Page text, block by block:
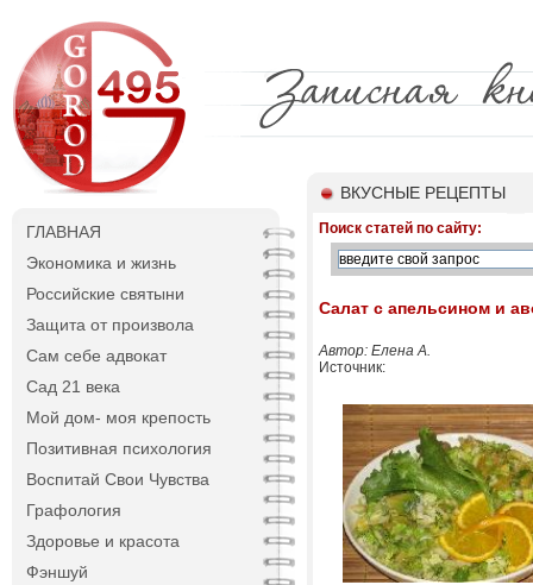
ГЛАВНАЯ
Экономика и жизнь
Российские святыни
Защита от произвола
Сам себе адвокат
Сад 21 века
Мой дом- моя крепость
Позитивная психология
Воспитай Свои Чувства
Графология
Здоровье и красота
Фэншуй
ВКУСНЫЕ РЕЦЕПТЫ
Поиск статей по сайту:
Салат с апельсином и
Автор: Елена А.
Источник: